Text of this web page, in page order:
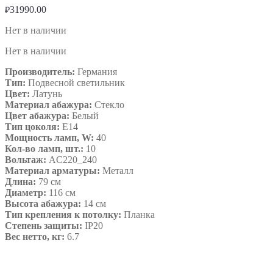
₽31990.00
Нет в наличии
Нет в наличии
Производитель: Германия
Тип: Подвесной светильник
Цвет: Латунь
Материал абажура: Стекло
Цвет абажура: Белый
Тип цоколя: E14
Мощность ламп, W: 40
Кол-во ламп, шт.: 10
Вольтаж: AC220_240
Материал арматуры: Металл
Длина: 79 см
Диаметр: 116 см
Высота абажура: 14 см
Тип крепления к потолку: Планка
Степень защиты: IP20
Вес нетто, кг: 6.7